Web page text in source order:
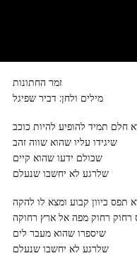
זמר החתונות
מילים ולחן: דביר שפיגל
חלם תמיד להופיע להיות כוכב
שיגידו עליו שהוא שווה זהב
שכולם ידעו שהוא קיים
שלרגע לא יחשבו שנעלם
תפס כיוון קבוע ומצא לו להקה
רחוק רחוק מפה אל ארץ רחוקה
שיספרו שהוא מעבר לים
שלרגע לא יחשבו שנעלם